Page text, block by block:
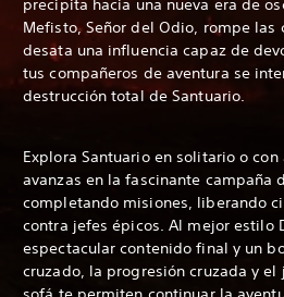
precipita hacia una nueva era de
Mefisto, Señor del Odio, rompe las
desata una influencia capaz de
tus compañeros de aventura se
destrucción total de Santuario.
Explora Santuario en solitario o
avanzas en la fascinante campaña
completando misiones, liberando
contra jefes épicos. Al mejor estilo
espectacular contenido final y un
cruzado, la progresión cruzada y